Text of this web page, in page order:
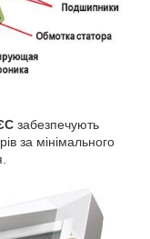
забезпечують
за мінімального